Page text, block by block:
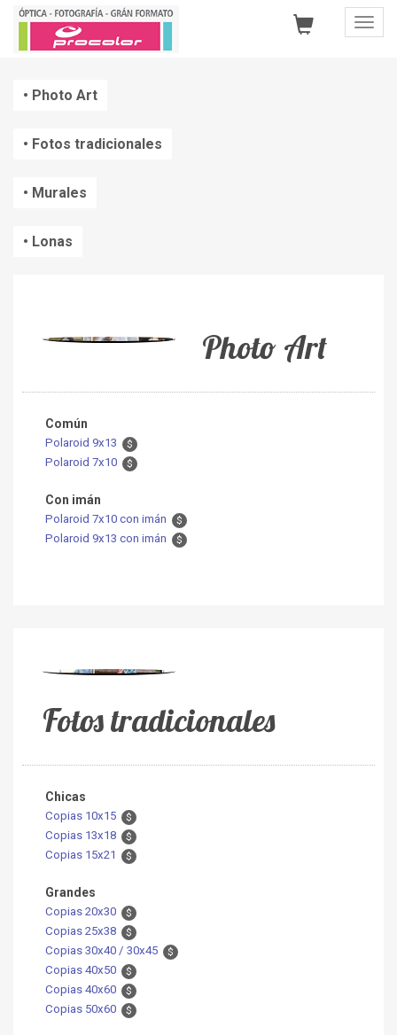
Photo Art
Fotos tradicionales
Murales
Lonas
Photo Art
Común
Polaroid 9x13 $
Polaroid 7x10 $
Con imán
Polaroid 7x10 con imán $
Polaroid 9x13 con imán $
Fotos tradicionales
Chicas
Copias 10x15 $
Copias 13x18 $
Copias 15x21 $
Grandes
Copias 20x30 $
Copias 25x38 $
Copias 30x40 / 30x45 $
Copias 40x50 $
Copias 40x60 $
Copias 50x60 $